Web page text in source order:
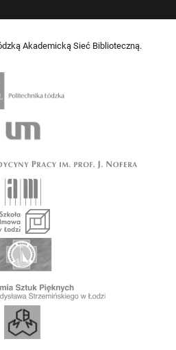
Akademicką Sieć Biblioteczną.